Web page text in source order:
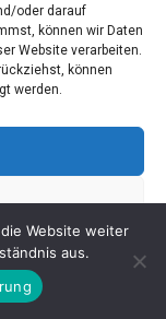
oder darauf
können wir Daten
Website verarbeiten.
können
werden.
Website weiter
aus.